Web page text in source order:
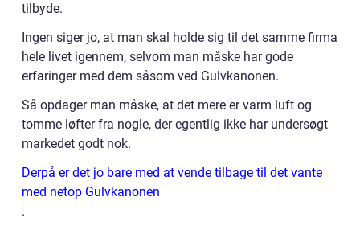
tilbyde.
Ingen siger jo, at man skal holde sig til det samme firma
hele livet igennem, selvom man måske har gode
erfaringer med dem såsom ved Gulvkanonen.
Så opdager man måske, at det mere er varm luft og
tomme løfter fra nogle, der egentlig ikke har undersøgt
markedet godt nok.
Derpå er det jo bare med at vende tilbage til det vante
med netop Gulvkanonen
.